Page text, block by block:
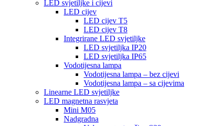
LED svjetiljke i cijevi
LED cijev
LED cijev T5
LED cijev T8
Integrirane LED svjetiljke
LED svjetiljka IP20
LED svjetiljka IP65
Vodotijesna lampa
Vodotijesna lampa – bez cijevi
Vodotijesna lampa – sa cijevima
Linearne LED svjetiljke
LED magnetna rasvjeta
Mini M05
Nadgradna